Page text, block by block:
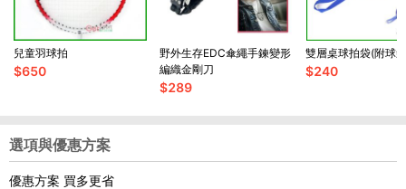
兒童羽球拍
$650
野外生存EDC傘繩手鍊變形
編織金剛刀
$289
雙層桌球拍袋(附球
$240
選項與優惠方案
優惠方案 買多更省